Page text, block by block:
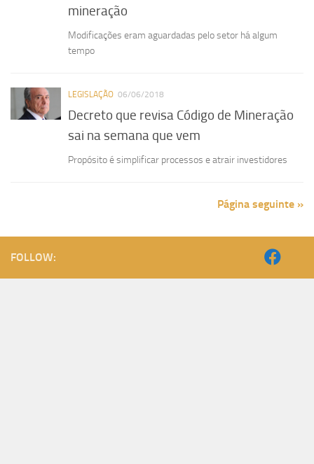
mineração
Modificações eram aguardadas pelo setor há algum
tempo
LEGISLAÇÃO 06/06/2018
Decreto que revisa Código de Mineração
sai na semana que vem
Propósito é simplificar processos e atrair investidores
Página seguinte »
FOLLOW: